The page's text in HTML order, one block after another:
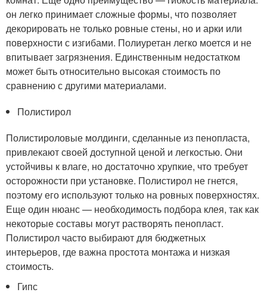
он легко принимает сложные формы, что позволяет
декорировать не только ровные стены, но и арки или
поверхности с изгибами. Полиуретан легко моется и не
впитывает загрязнения. Единственным недостатком
может быть относительно высокая стоимость по
сравнению с другими материалами.
Полистирол
Полистироловые молдинги, сделанные из пенопласта,
привлекают своей доступной ценой и легкостью. Они
устойчивы к влаге, но достаточно хрупкие, что требует
осторожности при установке. Полистирол не гнется,
поэтому его используют только на ровных поверхностях.
Еще один нюанс — необходимость подбора клея, так как
некоторые составы могут растворять пенопласт.
Полистирол часто выбирают для бюджетных
интерьеров, где важна простота монтажа и низкая
стоимость.
Гипс